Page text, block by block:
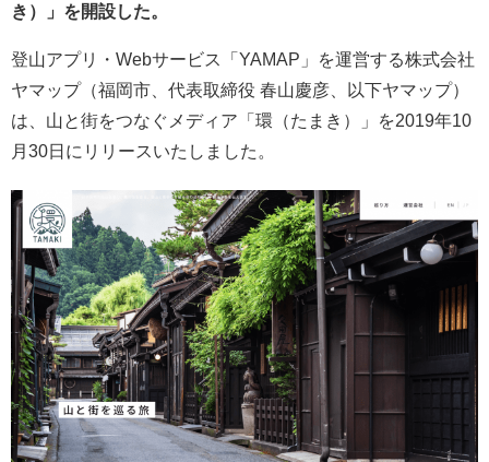
き）」を開設した。
​登山アプリ・Webサービス「YAMAP」を運営する株式会社
ヤマップ（福岡市、代表取締役 春山慶彦、以下ヤマップ）
は、山と街をつなぐメディア「環（たまき）」を2019年10
月30日にリリースいたしました。